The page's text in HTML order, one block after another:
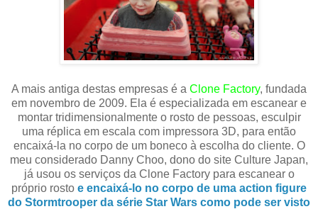
A mais antiga destas empresas é a Clone Factory, fundada
em novembro de 2009. Ela é especializada em escanear e
montar tridimensionalmente o rosto de pessoas, esculpir
uma réplica em escala com impressora 3D, para então
encaixá-la no corpo de um boneco à escolha do cliente. O
meu considerado Danny Choo, dono do site Culture Japan,
já usou os serviços da Clone Factory para escanear o
próprio rosto e encaixá-lo no corpo de uma action figure
do Stormtrooper da série Star Wars como pode ser visto